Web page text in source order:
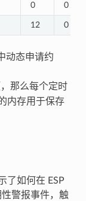
0 0
12 0
动态申请约
那么每个定时
内存用于保存
了如何在 ESP
警报事件，触